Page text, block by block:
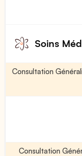
Soins
Consultation
Consultation